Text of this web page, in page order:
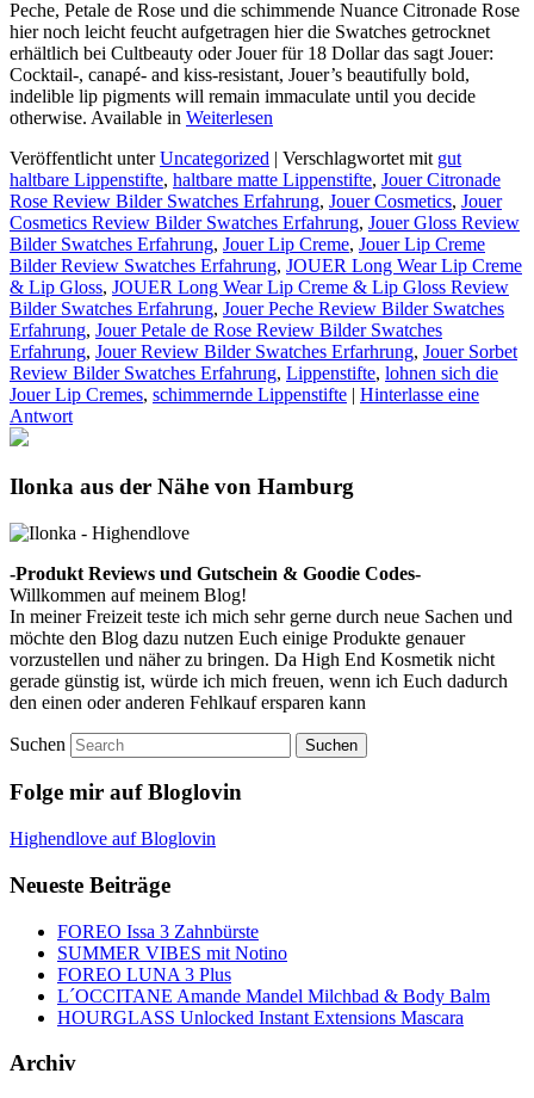
Peche, Petale de Rose und die schimmende Nuance Citronade Rose
hier noch leicht feucht aufgetragen hier die Swatches getrocknet
erhältlich bei Cultbeauty oder Jouer für 18 Dollar das sagt Jouer:
Cocktail-, canapé- and kiss-resistant, Jouer’s beautifully bold,
indelible lip pigments will remain immaculate until you decide
otherwise. Available in Weiterlesen
Veröffentlicht unter Uncategorized | Verschlagwortet mit gut
haltbare Lippenstifte, haltbare matte Lippenstifte, Jouer Citronade
Rose Review Bilder Swatches Erfahrung, Jouer Cosmetics, Jouer
Cosmetics Review Bilder Swatches Erfahrung, Jouer Gloss Review
Bilder Swatches Erfahrung, Jouer Lip Creme, Jouer Lip Creme
Bilder Review Swatches Erfahrung, JOUER Long Wear Lip Creme
& Lip Gloss, JOUER Long Wear Lip Creme & Lip Gloss Review
Bilder Swatches Erfahrung, Jouer Peche Review Bilder Swatches
Erfahrung, Jouer Petale de Rose Review Bilder Swatches
Erfahrung, Jouer Review Bilder Swatches Erfarhrung, Jouer Sorbet
Review Bilder Swatches Erfahrung, Lippenstifte, lohnen sich die
Jouer Lip Cremes, schimmernde Lippenstifte | Hinterlasse eine
Antwort
Ilonka aus der Nähe von Hamburg
-Produkt Reviews und Gutschein & Goodie Codes-
Willkommen auf meinem Blog!
In meiner Freizeit teste ich mich sehr gerne durch neue Sachen und
möchte den Blog dazu nutzen Euch einige Produkte genauer
vorzustellen und näher zu bringen. Da High End Kosmetik nicht
gerade günstig ist, würde ich mich freuen, wenn ich Euch dadurch
den einen oder anderen Fehlkauf ersparen kann
Suchen
Folge mir auf Bloglovin
Highendlove auf Bloglovin
Neueste Beiträge
FOREO Issa 3 Zahnbürste
SUMMER VIBES mit Notino
FOREO LUNA 3 Plus
L´OCCITANE Amande Mandel Milchbad & Body Balm
HOURGLASS Unlocked Instant Extensions Mascara
Archiv